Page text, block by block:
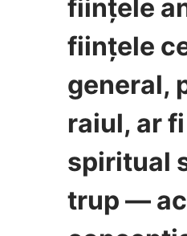
ființele
ființele
general,
raiul, ar
spiritual
trup —